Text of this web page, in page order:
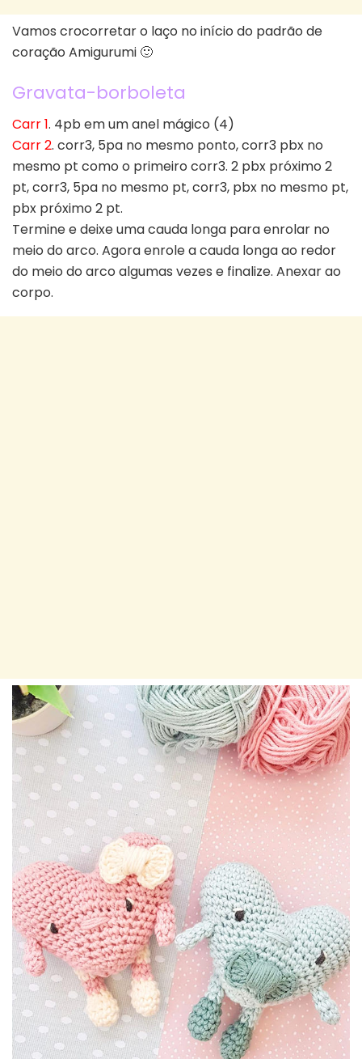
Vamos crocorretar o laço no início do padrão de
coração Amigurumi 🙂
Gravata-borboleta
Carr 1. 4pb em um anel mágico (4)
Carr 2. corr3, 5pa no mesmo ponto, corr3 pbx no
mesmo pt como o primeiro corr3. 2 pbx próximo 2
pt, corr3, 5pa no mesmo pt, corr3, pbx no mesmo pt,
pbx próximo 2 pt.
Termine e deixe uma cauda longa para enrolar no
meio do arco. Agora enrole a cauda longa ao redor
do meio do arco algumas vezes e finalize. Anexar ao
corpo.